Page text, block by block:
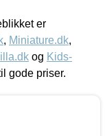
er
, Miniature.dk,
og Kids-
gode priser.